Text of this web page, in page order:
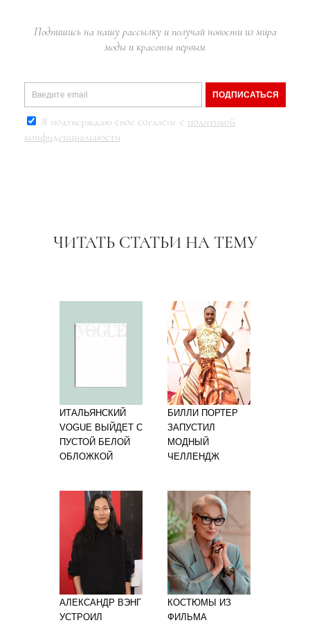
Подпишись на нашу рассылку и получай новости из мира
моды и красоты первым
ПОДПИСАТЬСЯ
Я подтверждаю свое согласие с политикой
конфиденциальности
ЧИТАТЬ СТАТЬИ НА ТЕМУ
ИТАЛЬЯНСКИЙ
VOGUE ВЫЙДЕТ С
ПУСТОЙ БЕЛОЙ
ОБЛОЖКОЙ
БИЛЛИ ПОРТЕР
ЗАПУСТИЛ
МОДНЫЙ
ЧЕЛЛЕНДЖ
АЛЕКСАНДР ВЭНГ
УСТРОИЛ
КОСТЮМЫ ИЗ
ФИЛЬМА